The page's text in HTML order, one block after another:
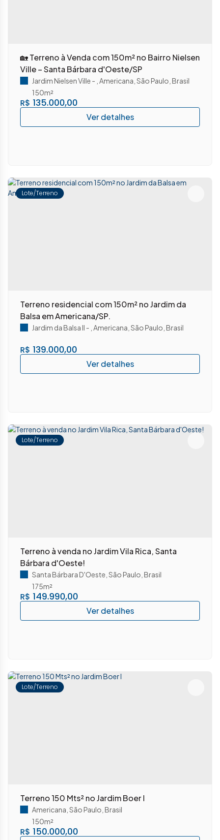
🏡 Terreno à Venda com 150m² no Bairro Nielsen
Ville – Santa Bárbara d'Oeste/SP
R$ 135.000,00
Jardim Nielsen Ville Americana São Paulo Brasil
150m²
Lote/Terreno
Terreno residencial com 150m² no Jardim da
Balsa em Americana/SP.
R$ 139.000,00
Jardim da Balsa II Americana São Paulo Brasil
Lote/Terreno
Terreno à venda no Jardim Vila Rica, Santa
Bárbara d'Oeste!
R$ 149.990,00
Santa Bárbara D'Oeste São Paulo Brasil
175m²
Lote/Terreno
Terreno 150 Mts² no Jardim Boer I
R$ 150.000,00
Americana São Paulo Brasil
150m²